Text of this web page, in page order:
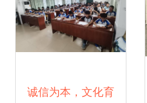
诚信为本，文化育